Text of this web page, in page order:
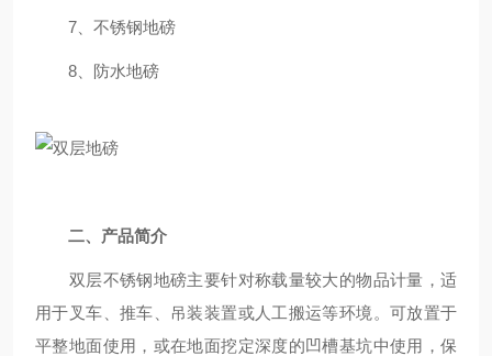
7、不锈钢地磅
8、防水地磅
二、产品简介
双层不锈钢地磅主要针对称载量较大的物品计量，适
用于叉车、推车、吊装装置或人工搬运等环境。可放置于
平整地面使用，或在地面挖定深度的凹槽基坑中使用，保